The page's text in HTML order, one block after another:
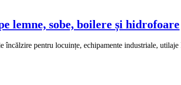
lemne, sobe, boilere și hidrofoare
pentru locuințe, echipamente industriale, utilaje